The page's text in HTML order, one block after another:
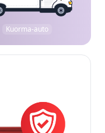
Kuorma-auto